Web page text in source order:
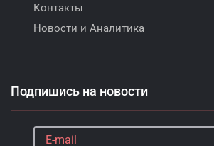
Контакты
Новости и Аналитика
Подпишись на новости